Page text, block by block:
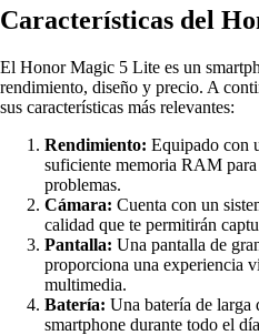
Características del
El Honor Magic 5 Lite es un
rendimiento, diseño y precio. A
sus características más relevantes:
Rendimiento: Equipado con
suficiente memoria RAM
problemas.
Cámara: Cuenta con un
calidad que te permitirán
Pantalla: Una pantalla de
proporciona una experiencia
multimedia.
Batería: Una batería de larga
smartphone durante todo el